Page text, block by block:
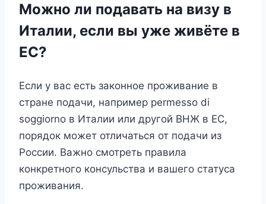
Можно ли подавать на визу в
Италии, если вы уже живёте в
ЕС?
Если у вас есть законное проживание в
стране подачи, например permesso di
soggiorno в Италии или другой ВНЖ в ЕС,
порядок может отличаться от подачи из
России. Важно смотреть правила
конкретного консульства и вашего статуса
проживания.